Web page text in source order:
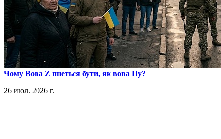
​Чому Вова Z пнеться бути, як вова Пу?
26 июл. 2026 г.